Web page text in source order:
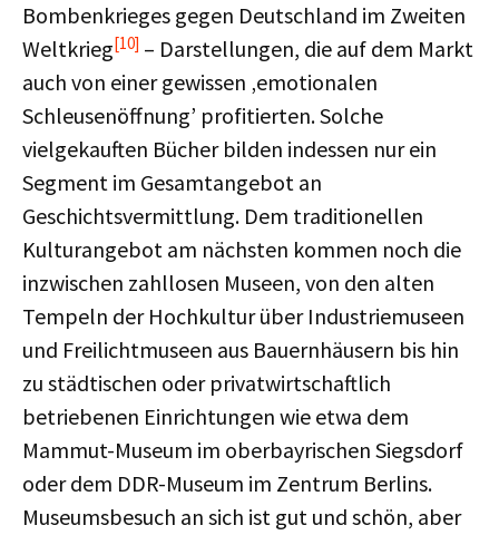
Bombenkrieges gegen Deutschland im Zweiten
Weltkrieg[10] – Darstellungen, die auf dem Markt
auch von einer gewissen ‚emotionalen
Schleusenöffnung’ profitierten. Solche
vielgekauften Bücher bilden indessen nur ein
Segment im Gesamtangebot an
Geschichtsvermittlung. Dem traditionellen
Kulturangebot am nächsten kommen noch die
inzwischen zahllosen Museen, von den alten
Tempeln der Hochkultur über Industriemuseen
und Freilichtmuseen aus Bauernhäusern bis hin
zu städtischen oder privatwirtschaftlich
betriebenen Einrichtungen wie etwa dem
Mammut-Museum im oberbayrischen Siegsdorf
oder dem DDR-Museum im Zentrum Berlins.
Museumsbesuch an sich ist gut und schön, aber